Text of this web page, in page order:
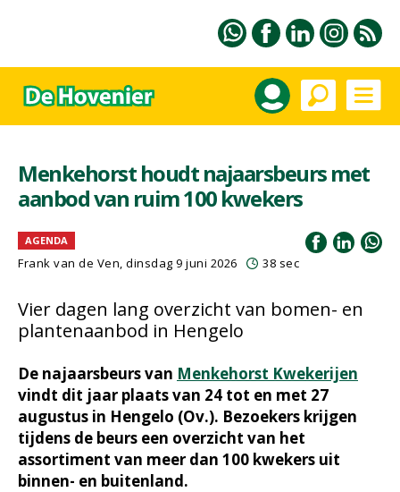
Menkehorst houdt najaarsbeurs met
aanbod van ruim 100 kwekers
AGENDA
Frank van de Ven, dinsdag 9 juni 2026 38 sec
Vier dagen lang overzicht van bomen- en
plantenaanbod in Hengelo
De najaarsbeurs van Menkehorst Kwekerijen
vindt dit jaar plaats van 24 tot en met 27
augustus in Hengelo (Ov.). Bezoekers krijgen
tijdens de beurs een overzicht van het
assortiment van meer dan 100 kwekers uit
binnen- en buitenland.